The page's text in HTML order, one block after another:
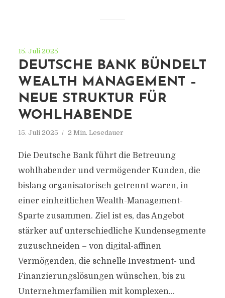
15. Juli 2025
DEUTSCHE BANK BÜNDELT
WEALTH MANAGEMENT –
NEUE STRUKTUR FÜR
WOHLHABENDE
15. Juli 2025 2 Min. Lesedauer
Die Deutsche Bank führt die Betreuung
wohlhabender und vermögender Kunden, die
bislang organisatorisch getrennt waren, in
einer einheitlichen Wealth-Management-
Sparte zusammen. Ziel ist es, das Angebot
stärker auf unterschiedliche Kundensegmente
zuzuschneiden – von digital-affinen
Vermögenden, die schnelle Investment- und
Finanzierungslösungen wünschen, bis zu
Unternehmerfamilien mit komplexen...